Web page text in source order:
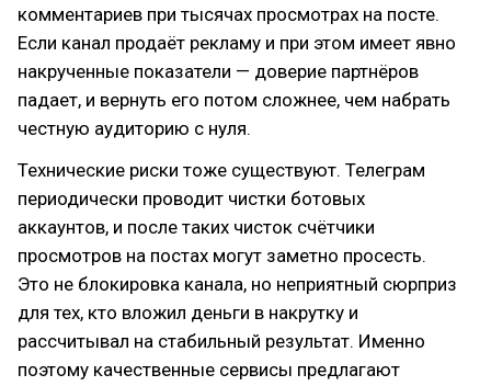
комментариев при тысячах просмотрах на посте.
Если канал продаёт рекламу и при этом имеет явно
накрученные показатели — доверие партнёров
падает, и вернуть его потом сложнее, чем набрать
честную аудиторию с нуля.
Технические риски тоже существуют. Телеграм
периодически проводит чистки ботовых
аккаунтов, и после таких чисток счётчики
просмотров на постах могут заметно просесть.
Это не блокировка канала, но неприятный сюрприз
для тех, кто вложил деньги в накрутку и
рассчитывал на стабильный результат. Именно
поэтому качественные сервисы предлагают